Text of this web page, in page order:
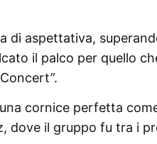
di aspettativa,
il palco per quello
cornice perfetta
dove il gruppo fu tra i